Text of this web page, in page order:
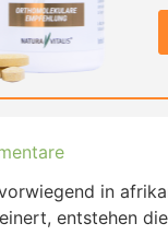
in
entstehen